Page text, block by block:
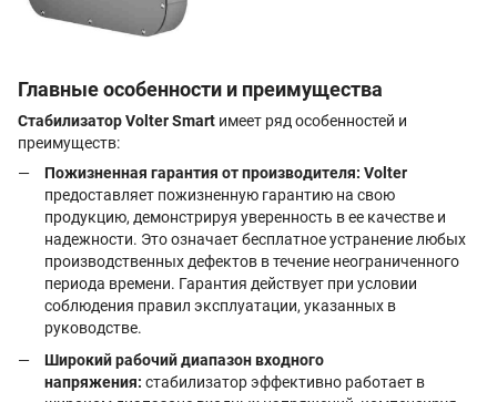
Главные особенности и преимущества
Стабилизатор Volter Smart имеет ряд особенностей и
преимуществ:
Пожизненная гарантия от производителя: Volter
предоставляет пожизненную гарантию на свою
продукцию, демонстрируя уверенность в ее качестве и
надежности. Это означает бесплатное устранение любых
производственных дефектов в течение неограниченного
периода времени. Гарантия действует при условии
соблюдения правил эксплуатации, указанных в
руководстве.
Широкий рабочий диапазон входного
напряжения: cтабилизатор эффективно работает в